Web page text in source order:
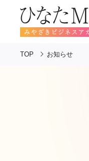
TOP お知らせ